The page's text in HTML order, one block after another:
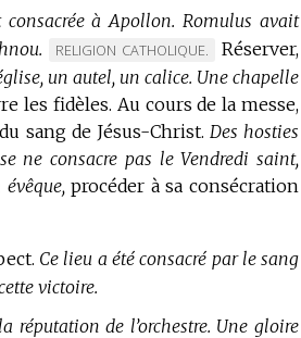
à Apollon. Romulus avait
MARQUE
DE
DOMAINE
:
RELIGION CATHOLIQUE.
Réserver,
un autel, un calice. Une chapelle
les fidèles. Au cours de la messe,
sang de Jésus-Christ. Des hosties
ne consacre pas le Vendredi saint,
procéder à sa consécration
Ce lieu a été consacré par le sang
victoire.
réputation de l’orchestre. Une gloire